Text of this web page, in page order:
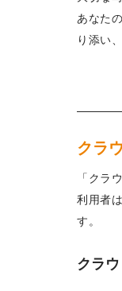
あなた
り添い
クラ
「クラ
利用者
す。
クラ